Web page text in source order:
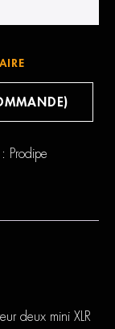
Prodipe
deux mini XLR